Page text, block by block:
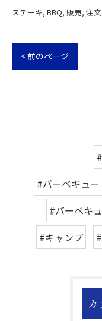
ステーキ BBQ 販売 注文
< 前のページ
#バーベキュ
#バーベキ
#キャンプ